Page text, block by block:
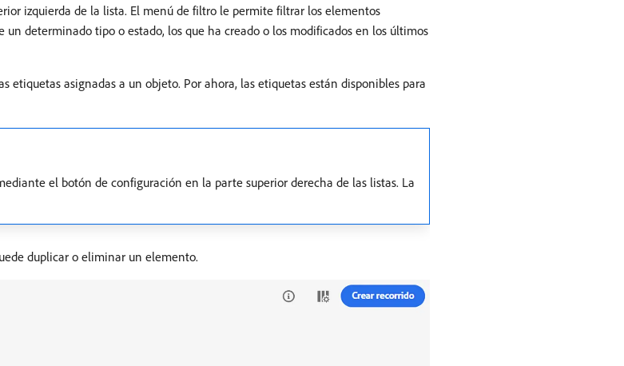
izquierda de la lista. El menú de filtro le permite filtrar los elementos
determinado tipo o estado, los que ha creado o los modificados en los últimos
asignadas a un objeto. Por ahora, las etiquetas están disponibles para
el botón de configuración en la parte superior derecha de las listas. La
duplicar o eliminar un elemento.